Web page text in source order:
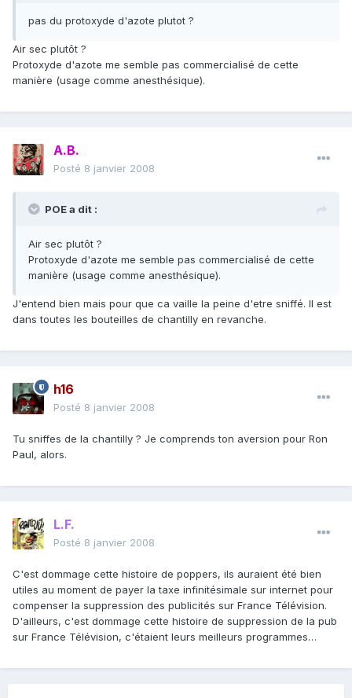
pas du protoxyde d'azote plutot ?
Air sec plutôt ?
Protoxyde d'azote me semble pas commercialisé de cette
manière (usage comme anesthésique).
A.B.
Posté 8 janvier 2008
POE a dit :
Air sec plutôt ?
Protoxyde d'azote me semble pas commercialisé de cette
manière (usage comme anesthésique).
J'entend bien mais pour que ca vaille la peine d'etre sniffé. Il est
dans toutes les bouteilles de chantilly en revanche.
h16
Posté 8 janvier 2008
Tu sniffes de la chantilly ? Je comprends ton aversion pour Ron
Paul, alors.
L.F.
Posté 8 janvier 2008
C'est dommage cette histoire de poppers, ils auraient été bien
utiles au moment de payer la taxe infinitésimale sur internet pour
compenser la suppression des publicités sur France Télévision.
D'ailleurs, c'est dommage cette histoire de suppression de la pub
sur France Télévision, c'étaient leurs meilleurs programmes…